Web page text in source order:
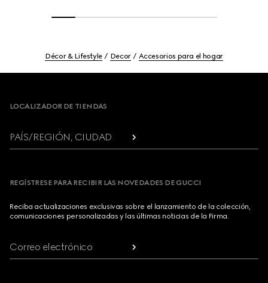
Décor & Lifestyle Decor Accesorios para el hogar
LOCALIZADOR DE TIENDAS
PAÍS/REGIÓN, CIUDAD
REGÍSTRESE PARA RECIBIR LAS NOVEDADES DE GUCCI
Reciba actualizaciones exclusivas sobre el lanzamiento de la colección,
comunicaciones personalizadas y las últimas noticias de la Firma.
Correo electrónico